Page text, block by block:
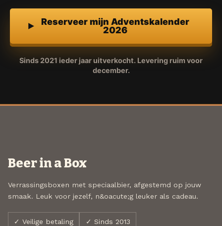
Reserveer mijn Adventskalender
2026
Sinds 2021 ieder jaar uitverkocht. Levering ruim voor
december.
Beer in a Box
Verrassingsboxen met speciaalbier, afgestemd op jouw
smaak. Leuk voor jezelf, n&oacute;g leuker als cadeau.
✓ Veilige betaling ✓ Sinds 2013